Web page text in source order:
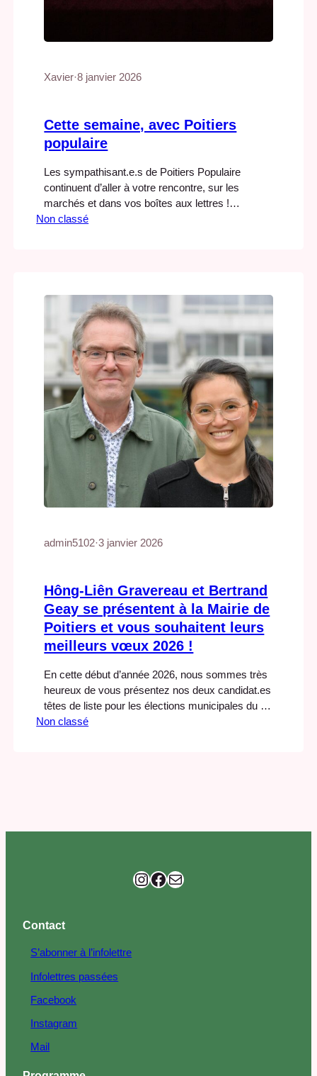
Xavier·8 janvier 2026
Cette semaine, avec Poitiers
populaire
Les sympathisant.e.s de Poitiers Populaire
continuent d’aller à votre rencontre, sur les
marchés et dans vos boîtes aux lettres !
N’hésitez pas à venir échanger avec nous ou
Non classé
admin5102·3 janvier 2026
Hông-Liên Gravereau et Bertrand
Geay se présentent à la Mairie de
Poitiers et vous souhaitent leurs
meilleurs vœux 2026 !
En cette début d’année 2026, nous sommes très
heureux de vous présentez nos deux candidat.es
têtes de liste pour les élections municipales du 15
et 22 mars 2026 : Hông-Liên Gravereau et
Non classé
InstagramFacebook E-mail
Contact
S’abonner à l’infolettre
Infolettres passées
Facebook
Instagram
Mail